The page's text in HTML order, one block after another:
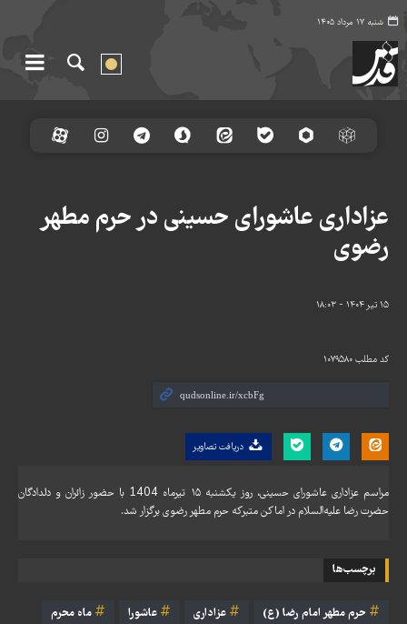
شنبه ۱۷ مرداد ۱۴۰۵
۱۵ تیر ۱۴۰۴ - ۱۸:۰۳
کد مطلب ۱۰۷۹۵۸۰
دریافت تصاویر
عزاداری عاشورای حسینی در حرم مطهر
رضوی
مراسم عزاداری عاشورای حسینی، روز یکشنبه ١۵ تیرماه 1404 با حضور زائران و دلدادگان
حضرت رضا علیه‌السلام در اماکن متبرکه حرم مطهر رضوی برگزار شد.
برچسب‌ها
حرم مطهر امام رضا (ع) عزاداری عاشورا ماه محرم